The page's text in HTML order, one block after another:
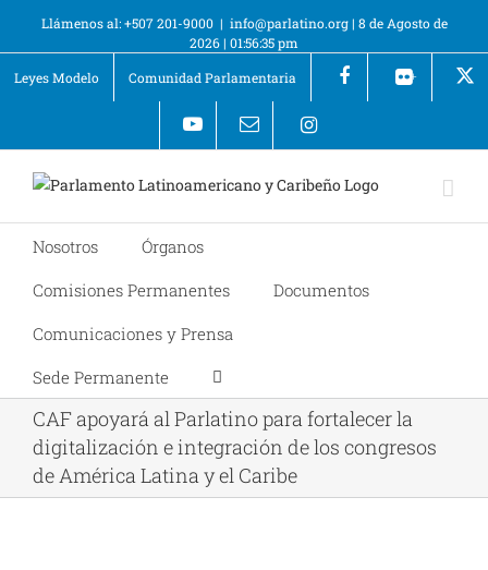
Llámenos al: +507 201-9000 | info@parlatino.org| 8 de Agosto de
2026 | 01:56:36 pm
Leyes Modelo
Comunidad Parlamentaria +
Nosotros
Órganos
Comisiones Permanentes
Documentos
Comunicaciones y Prensa
Sede Permanente
CAF apoyará al Parlatino para fortalecer la
digitalización e integración de los congresos
de América Latina y el Caribe